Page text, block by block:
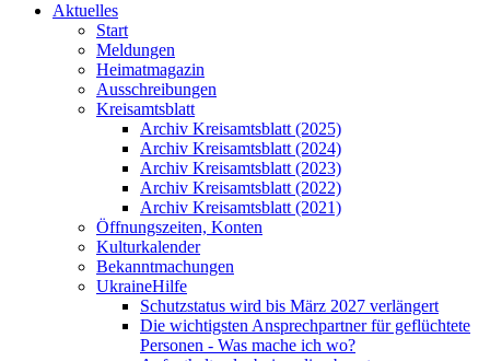
Aktuelles
Start
Meldungen
Heimatmagazin
Ausschreibungen
Kreisamtsblatt
Archiv Kreisamtsblatt (2025)
Archiv Kreisamtsblatt (2024)
Archiv Kreisamtsblatt (2023)
Archiv Kreisamtsblatt (2022)
Archiv Kreisamtsblatt (2021)
Öffnungszeiten, Konten
Kulturkalender
Bekanntmachungen
UkraineHilfe
Schutzstatus wird bis März 2027 verlängert
Die wichtigsten Ansprechpartner für geflüchtete
Personen - Was mache ich wo?